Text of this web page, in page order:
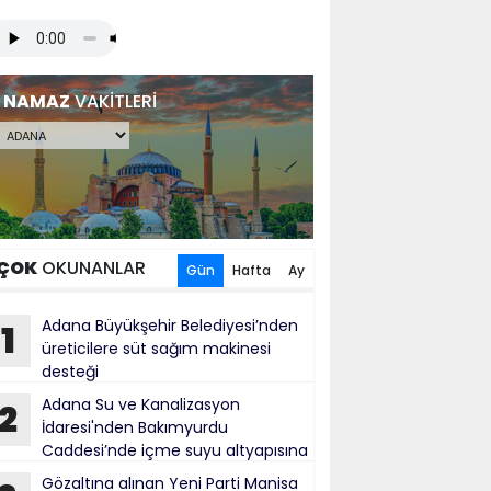
NAMAZVAKİTLERİ
OKUNANLAR Gün Hafta Ay
1
Adana Büyükşehir Belediyesi’nden
üreticilere süt sağım makinesi
desteği
Adana Su ve Kanalizasyon
İdaresi'nden Bakımyurdu
Caddesi’nde içme suyu altyapısına
Gözaltına alınan Yeni Parti Manisa